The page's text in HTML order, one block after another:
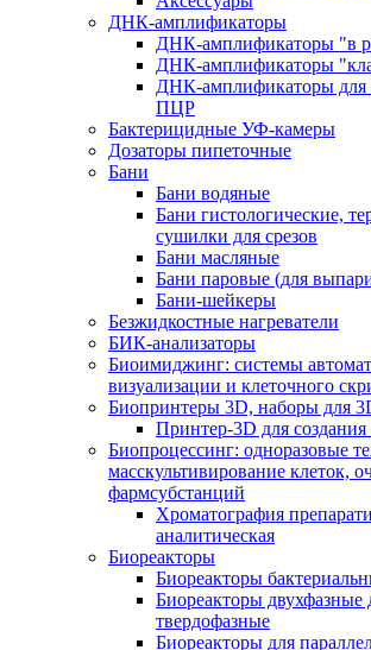
ДНК-амплификаторы
ДНК-амплификаторы "в
ДНК-амплификаторы
ДНК-амплификаторы для
ПЦР
Бактерицидные УФ-камеры
Дозаторы пипеточные
Бани
Бани водяные
Бани гистологические,
сушилки для срезов
Бани масляные
Бани паровые (для
Бани-шейкеры
Безжидкостные нагреватели
БИК-анализаторы
Биоимиджинг: системы
визуализации и клеточного
Биопринтеры 3D, наборы для
Принтер-3D для создания
Биопроцессинг: одноразовые
масскультивирование клеток,
фармсубстанций
Хроматография
аналитическая
Биореакторы
Биореакторы
Биореакторы двухфазные
твердофазные
Биореакторы для